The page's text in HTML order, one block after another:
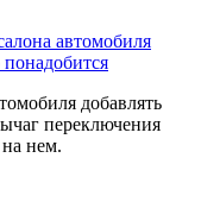
автомобиля
добавлять
переключения
нем.